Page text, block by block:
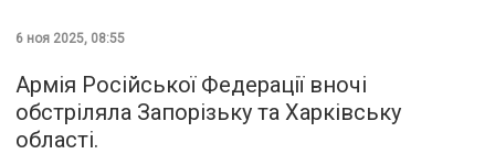
6 ноя 2025, 08:55
Армія Російської Федерації вночі
обстріляла Запорізьку та Харківську
області.